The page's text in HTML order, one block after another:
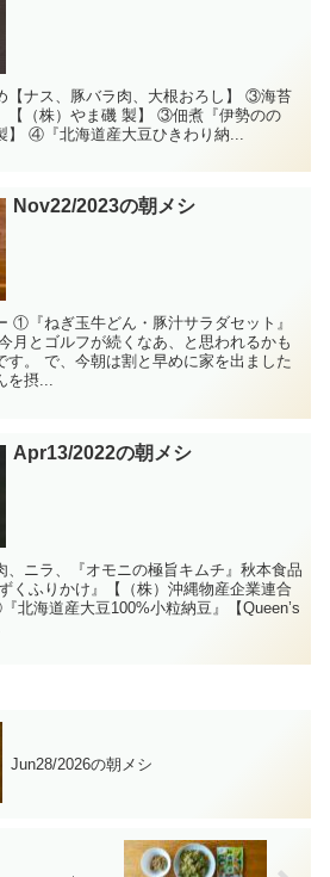
【ナス、豚バラ肉、大根おろし】 ③海苔
【（株）やま磯 製】 ③佃煮『伊勢のの
】 ④『北海道産大豆ひきわり納...
Nov22/2023の朝メシ
①『ねぎ玉牛どん・豚汁サラダセット』
月とゴルフが続くなあ、と思われるかも
す。 で、今朝は割と早めに家を出ました
を摂...
Apr13/2022の朝メシ
ニラ、『オモニの極旨キムチ』秋本食品
くふりかけ』【（株）沖縄物産企業連合
北海道産大豆100%小粒納豆』【Queen’s
Jun28/2026の朝メシ